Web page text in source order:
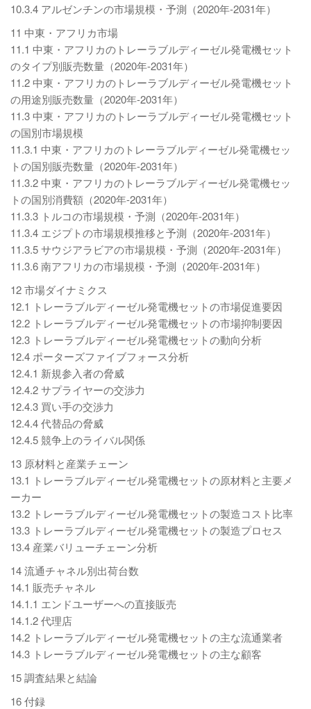
10.3.4 アルゼンチンの市場規模・予測（2020年-2031年）
11 中東・アフリカ市場
11.1 中東・アフリカのトレーラブルディーゼル発電機セット
のタイプ別販売数量（2020年-2031年）
11.2 中東・アフリカのトレーラブルディーゼル発電機セット
の用途別販売数量（2020年-2031年）
11.3 中東・アフリカのトレーラブルディーゼル発電機セット
の国別市場規模
11.3.1 中東・アフリカのトレーラブルディーゼル発電機セッ
トの国別販売数量（2020年-2031年）
11.3.2 中東・アフリカのトレーラブルディーゼル発電機セッ
トの国別消費額（2020年-2031年）
11.3.3 トルコの市場規模・予測（2020年-2031年）
11.3.4 エジプトの市場規模推移と予測（2020年-2031年）
11.3.5 サウジアラビアの市場規模・予測（2020年-2031年）
11.3.6 南アフリカの市場規模・予測（2020年-2031年）
12 市場ダイナミクス
12.1 トレーラブルディーゼル発電機セットの市場促進要因
12.2 トレーラブルディーゼル発電機セットの市場抑制要因
12.3 トレーラブルディーゼル発電機セットの動向分析
12.4 ポーターズファイブフォース分析
12.4.1 新規参入者の脅威
12.4.2 サプライヤーの交渉力
12.4.3 買い手の交渉力
12.4.4 代替品の脅威
12.4.5 競争上のライバル関係
13 原材料と産業チェーン
13.1 トレーラブルディーゼル発電機セットの原材料と主要メ
ーカー
13.2 トレーラブルディーゼル発電機セットの製造コスト比率
13.3 トレーラブルディーゼル発電機セットの製造プロセス
13.4 産業バリューチェーン分析
14 流通チャネル別出荷台数
14.1 販売チャネル
14.1.1 エンドユーザーへの直接販売
14.1.2 代理店
14.2 トレーラブルディーゼル発電機セットの主な流通業者
14.3 トレーラブルディーゼル発電機セットの主な顧客
15 調査結果と結論
16 付録